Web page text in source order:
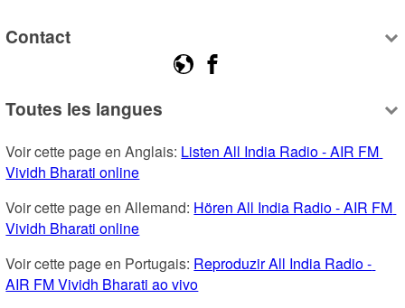
Contact
Toutes les langues
Voir cette page en Anglais: Listen All India Radio - AIR FM
Vividh Bharati online
Voir cette page en Allemand: Hören All India Radio - AIR FM
Vividh Bharati online
Voir cette page en Portugais: Reproduzir All India Radio -
AIR FM Vividh Bharati ao vivo